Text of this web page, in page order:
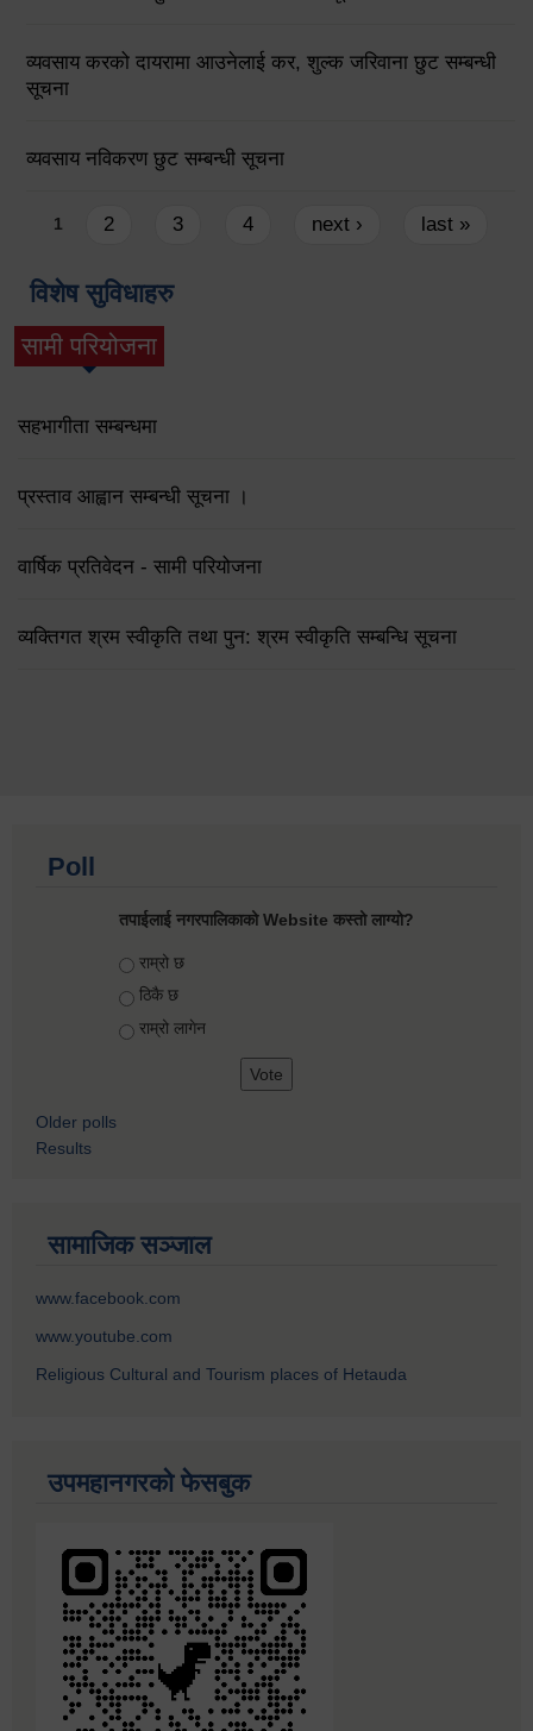
व्यवसाय करको दायरामा आउनेलाई कर, शुल्क जरिवाना छुट सम्बन्धी
सूचना
व्यवसाय नविकरण छुट सम्बन्धी सूचना
Pages
1 2 3 4 next › last »
विशेष सुविधाहरु
सामी परियोजना
(active tab)
सहभागीता सम्बन्धमा
प्रस्ताव आह्वान सम्बन्धी सूचना ।
वार्षिक प्रतिवेदन - सामी परियोजना
व्यक्तिगत श्रम स्वीकृति तथा पुन: श्रम स्वीकृति सम्बन्धि सूचना
Poll
तपाईलाई नगरपालिकाको Website कस्तो लाग्यो?
Choices
राम्रो छ
ठिकै छ
राम्रो लागेन
Older polls
Results
सामाजिक सञ्जाल
www.facebook.com
www.youtube.com
Religious Cultural and Tourism places of Hetauda
उपमहानगरको फेसबुक